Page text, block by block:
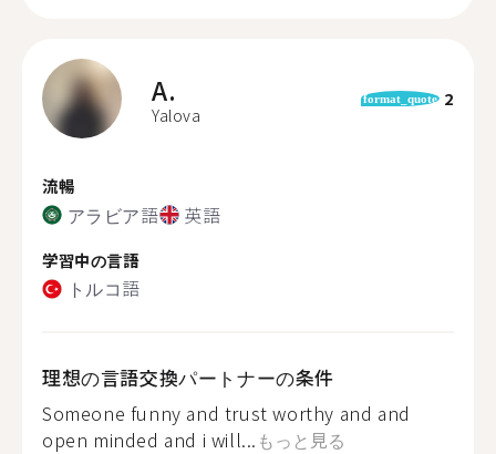
A.
Yalova
format_quote 2
流暢
アラビア語 英語
学習中の言語
トルコ語
理想の言語交換パートナーの条件
Someone funny and trust worthy and and
open minded and i will... もっと見る